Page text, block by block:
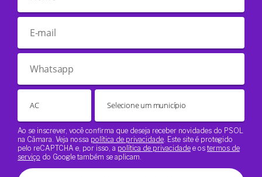
Ao se inscrever, você confirma que deseja receber novidades do PSOL
na Câmara. Veja nossa política de privacidade . Este site é protegido
pelo reCAPTCHA e, por isso, a política de privacidade e os termos de
serviço do Google também se aplicam.